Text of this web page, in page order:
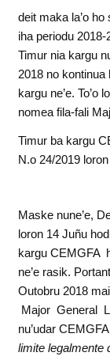
deit maka la’o
iha periodu 2018-
Timur nia kargu
2018 no
kargu ne’e. To’o
nomea fila-fali
Timur ba kargu
N.o 24/2019
Maske nune’e,
loron 14 Juñu
kargu CEMGFA
ne’e rasik.
Outobru 2018
Major General
nu’udar
limite legalmente